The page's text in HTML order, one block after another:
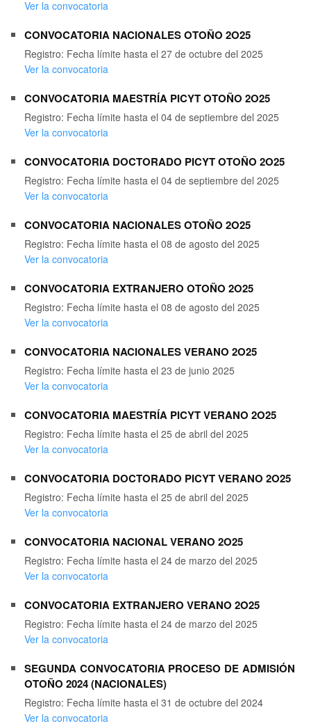
Ver la convocatoria
CONVOCATORIA NACIONALES OTOÑO 2O25
Registro: Fecha límite hasta el 27 de octubre del 2025
Ver la convocatoria
CONVOCATORIA MAESTRÍA PICYT OTOÑO 2O25
Registro: Fecha límite hasta el 04 de septiembre del 2025
Ver la convocatoria
CONVOCATORIA DOCTORADO PICYT OTOÑO 2O25
Registro: Fecha límite hasta el 04 de septiembre del 2025
Ver la convocatoria
CONVOCATORIA NACIONALES OTOÑO 2O25
Registro: Fecha límite hasta el 08 de agosto del 2025
Ver la convocatoria
CONVOCATORIA EXTRANJERO OTOÑO 2O25
Registro: Fecha límite hasta el 08 de agosto del 2025
Ver la convocatoria
CONVOCATORIA NACIONALES VERANO 2O25
Registro: Fecha límite hasta el 23 de junio 2025
Ver la convocatoria
CONVOCATORIA MAESTRÍA PICYT VERANO 2O25
Registro: Fecha límite hasta el 25 de abril del 2025
Ver la convocatoria
CONVOCATORIA DOCTORADO PICYT VERANO 2O25
Registro: Fecha límite hasta el 25 de abril del 2025
Ver la convocatoria
CONVOCATORIA NACIONAL VERANO 2O25
Registro: Fecha límite hasta el 24 de marzo del 2025
Ver la convocatoria
CONVOCATORIA EXTRANJERO VERANO 2O25
Registro: Fecha límite hasta el 24 de marzo del 2025
Ver la convocatoria
SEGUNDA CONVOCATORIA PROCESO DE ADMISIÓN
OTOÑO 2024 (NACIONALES)
Registro: Fecha límite hasta el 31 de octubre del 2024
Ver la convocatoria